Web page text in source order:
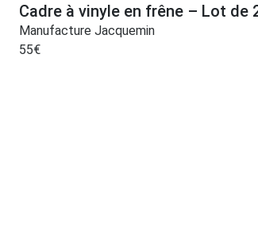
Cadre à vinyle en frêne – Lot de
Manufacture Jacquemin
55€